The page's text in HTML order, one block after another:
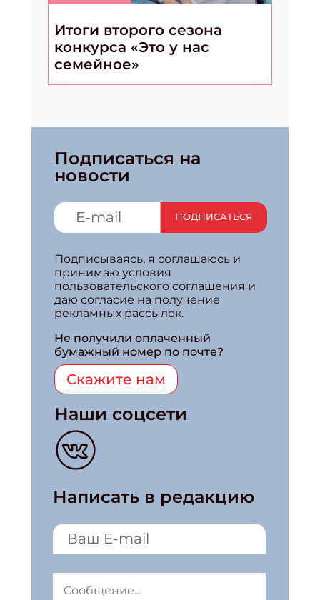
Итоги второго сезона
конкурса «Это у нас
семейное»
Подписаться на
новости
ПОДПИСАТЬСЯ
Подписываясь, я соглашаюсь и
принимаю условия
пользовательского соглашения и
даю согласие на получение
рекламных рассылок.
Не получили оплаченный
бумажный номер по почте?
Скажите нам
Наши соцсети
Написать в редакцию